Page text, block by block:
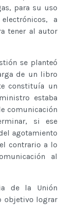
para su uso
a
tener al autor
se planteó
de un libro
constituía un
estaba
comunicación
si ese
agotamiento
contrario a lo
al
de la Unión
objetivo lograr